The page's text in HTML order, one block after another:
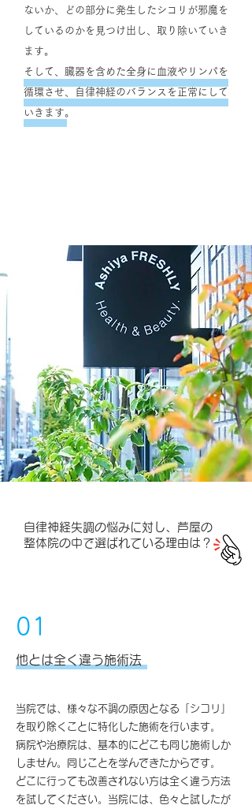
ないか、どの部分に発生したシコリが邪魔を
しているのかを見つけ出し、取り除いていき
ます。
そして、臓器を含めた全身に血液やリンパを
循環させ、自律神経のバランスを正常にして
いきます。
自律神経失調の悩みに対し、芦屋の
整体院の中で選ばれている理由は？
01
​他とは全く違う施術法
当院では、様々な不調の原因となる「シコリ」
を取り除くことに特化した施術を行います。
病院や治療院は、基本的にどこも同じ施術しか
しません。同じことを学んできたからです。
どこに行っても改善されない方は全く違う方法
を試してください。​当院には、色々と試したが